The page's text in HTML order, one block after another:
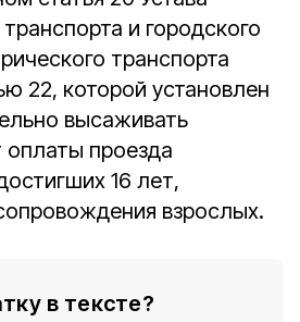
и городского
транспорта
22, которой установлен
высаживать
оплаты проезда
16 лет,
взрослых.
в тексте?